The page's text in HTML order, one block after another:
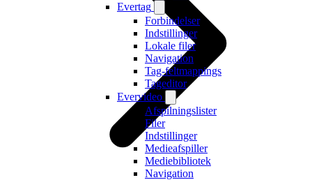
Evertag
Forbindelser
Indstillinger
Lokale filer
Navigation
Tag-feltmappings
Tageditor
Evervideo
Afspilningslister
Filer
Indstillinger
Medieafspiller
Mediebibliotek
Navigation